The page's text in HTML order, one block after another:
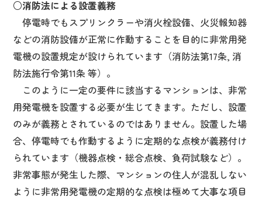
○消防法による設置義務
停電時でもスプリンクラーや消火栓設備、火災報知器
などの消防設備が正常に作動することを目的に非常用発
電機の設置規定が設けられています（消防法第17条, 消
防法施行令第11条 等）。
このように一定の要件に該当するマンションは、非常
用発電機を設置する必要が生じてきます。ただし、設置
のみが義務とされているのではありません。設置した場
合、停電時でも作動するように定期的な点検が義務付け
られています（機器点検・総合点検、負荷試験など）。
非常事態が発生した際、マンションの住人が混乱しない
ように非常用発電機の定期的な点検は極めて大事な項目